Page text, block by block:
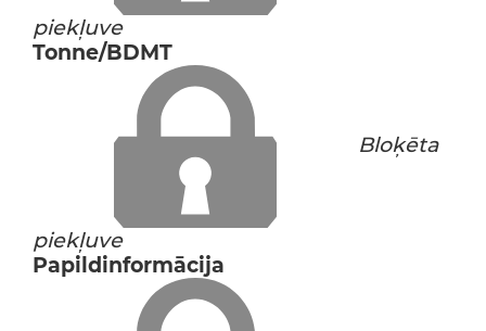
piekļuve
Tonne/BDMT
Bloķēta
piekļuve
Papildinformācija